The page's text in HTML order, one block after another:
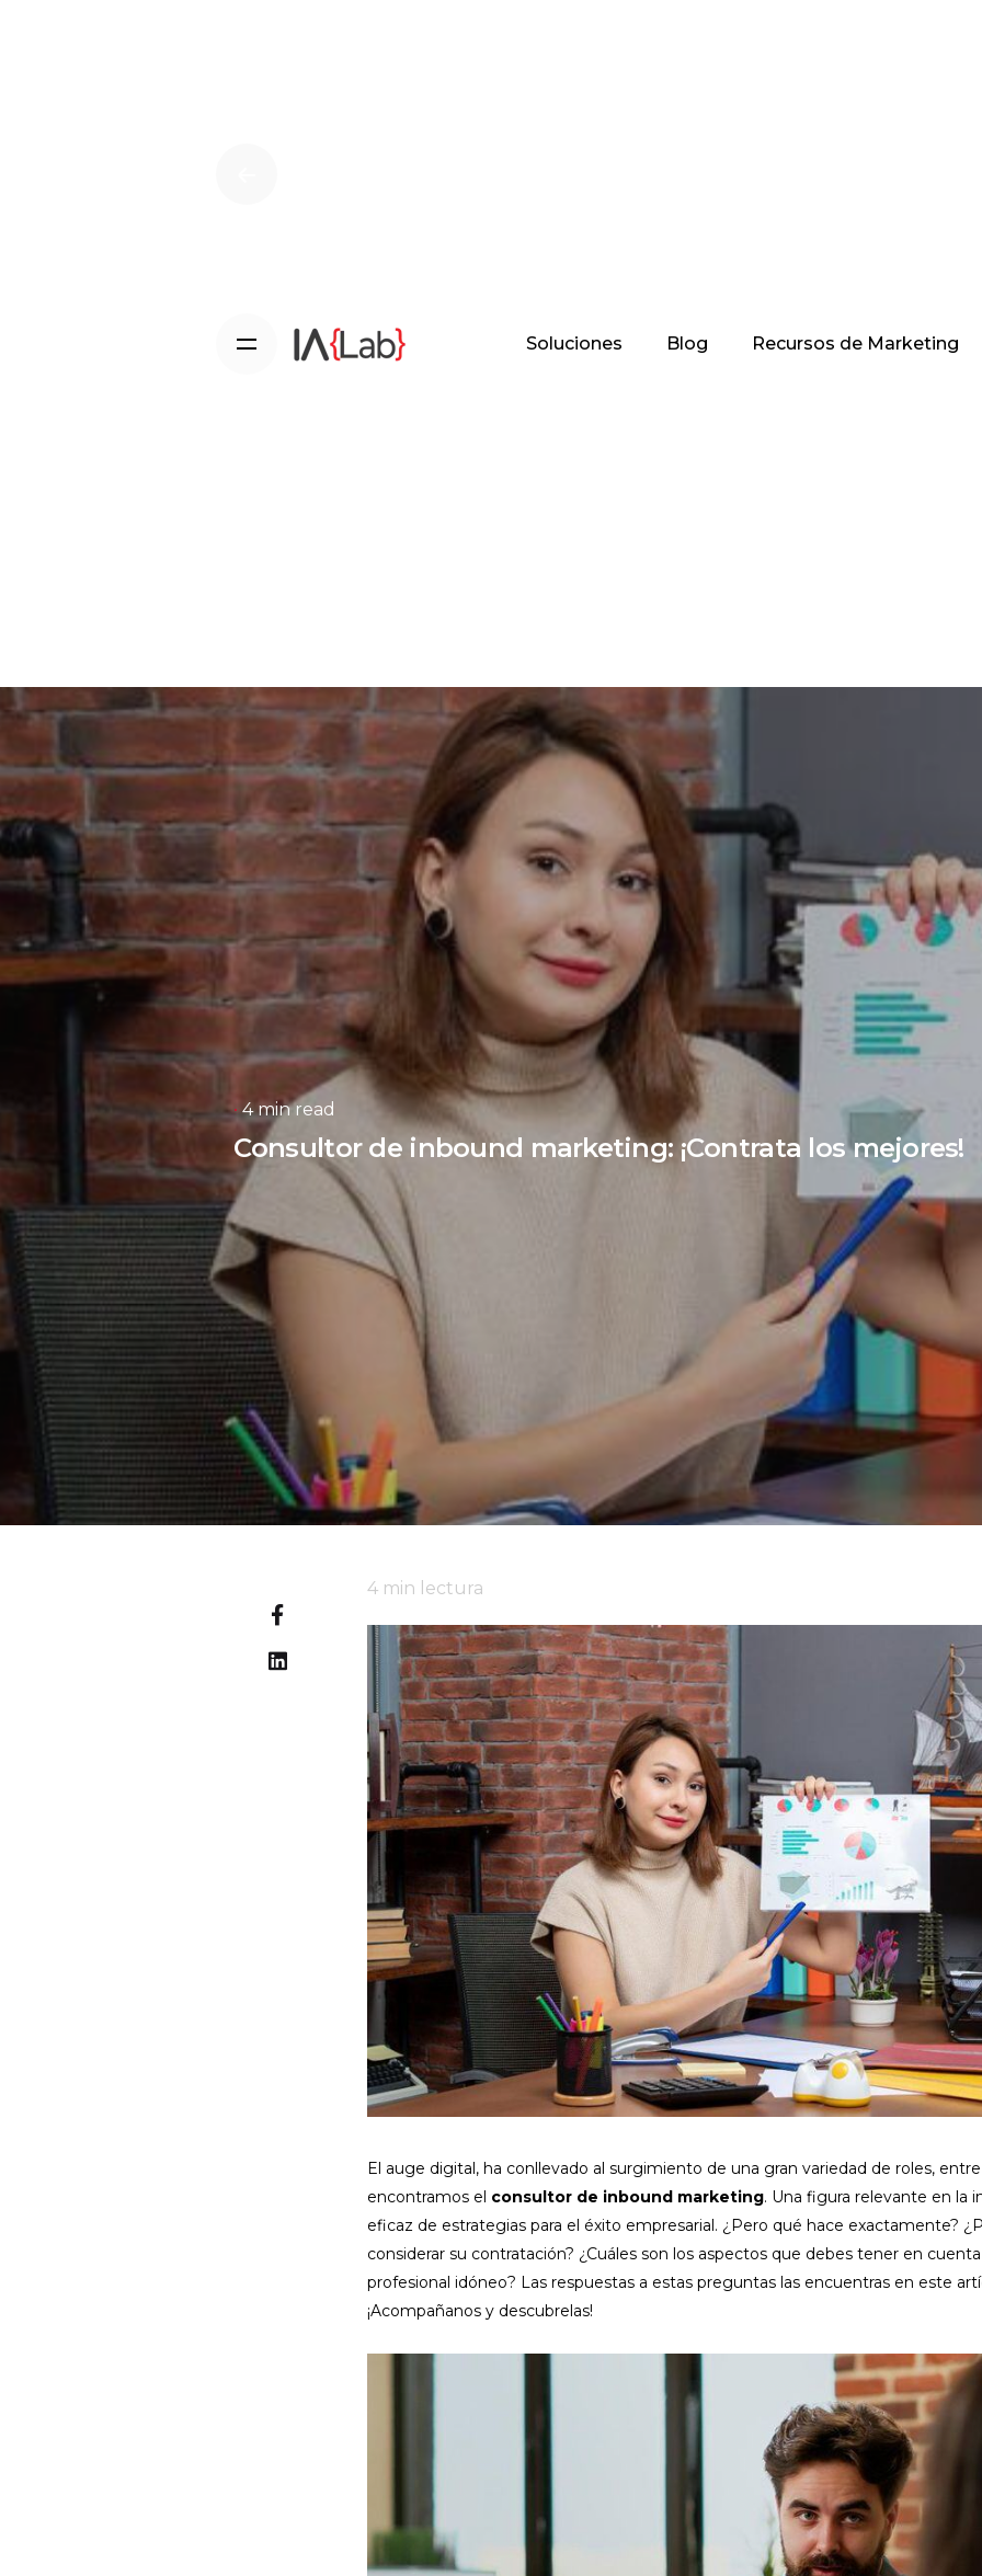
Soluciones Blog Recursos de Marketing
4 min read
Consultor de inbound marketing: ¡Contrata los mejores!
4 min lectura
El auge digital, ha conllevado al surgimiento de una gran variedad de roles,
encontramos el consultor de inbound marketing. Una figura relevante en la
eficaz de estrategias para el éxito empresarial. ¿Pero qué hace exactamente?
considerar su contratación? ¿Cuáles son los aspectos que debes tener en
profesional idóneo? Las respuestas a estas preguntas las encuentras en este
¡Acompañanos y descubrelas!